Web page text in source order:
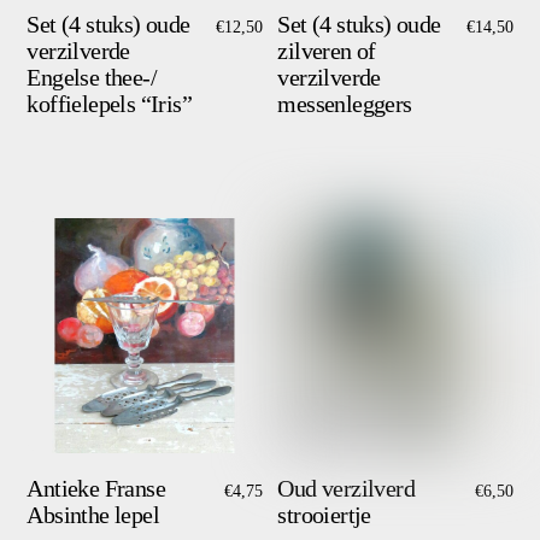
Set (4 stuks) oude
verzilverde
Engelse thee-/
koffielepels “Iris”
€12,50
Set (4 stuks) oude
zilveren of
verzilverde
messenleggers
€14,50
Antieke Franse
Absinthe lepel
€4,75
Oud verzilverd
strooiertje
€6,50